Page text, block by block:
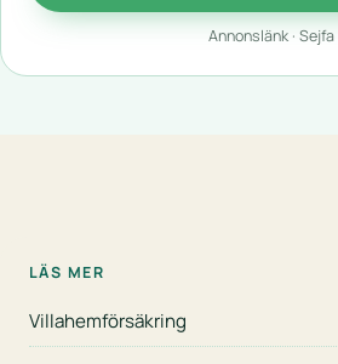
Annonslänk · Sejfa
LÄS MER
Villahemförsäkring